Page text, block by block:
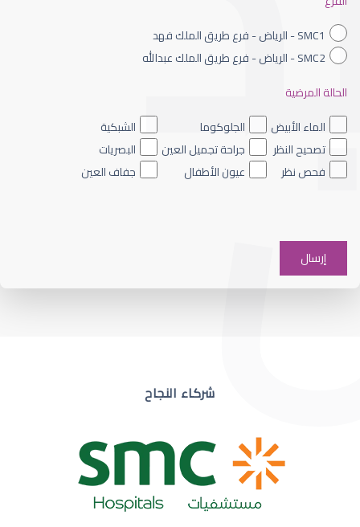
ضعف نظر العين اليسرى
ضعف نظر مفاجئ
SMC1 - الرياض - فرع طريق الملك فهد
SMC2 - الرياض - فرع طريق الملك عبدالله
الحالة المرضية
الماء الأبيض
الجلوكوما
الشبكية
تصحيح النظر
جراحة تجميل العين
البصريات
فحص نظر
عيون الأطفال جفاف العين
شركاء النجاح